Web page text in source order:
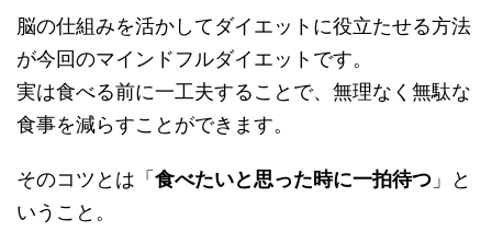
脳の仕組みを活かしてダイエットに役立たせる方法
が今回のマインドフルダイエットです。
実は食べる前に一工夫することで、無理なく無駄な
食事を減らすことができます。
そのコツとは「 食べたいと思った時に一拍待つ 」と
いうこと。